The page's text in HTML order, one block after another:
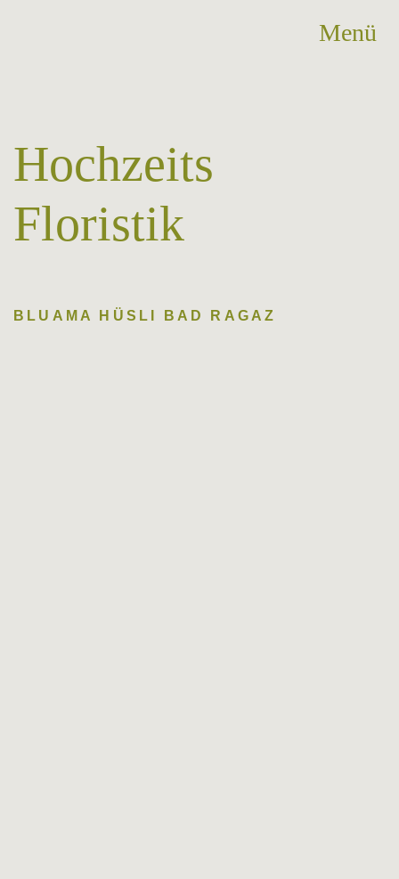
Menü
Hochzeits
Floristik
BLUAMA HÜSLI BAD RAGAZ